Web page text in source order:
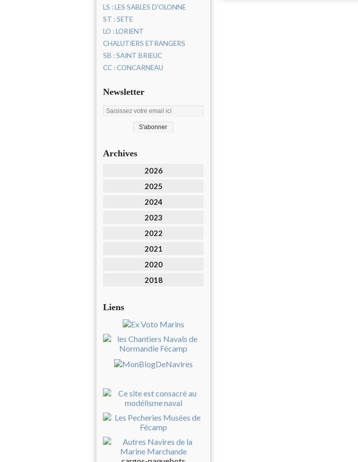
LS : LES SABLES D'OLONNE
ST : SETE
LO : LORIENT
CHALUTIERS ETRANGERS
SB : SAINT BRIEUC
CC : CONCARNEAU
Newsletter
Archives
2026
2025
2024
2023
2022
2021
2020
2018
Liens